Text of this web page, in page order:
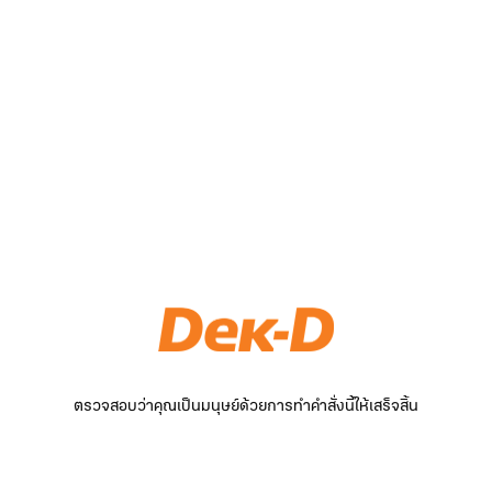
ตรวจสอบว่าคุณเป็นมนุษย์ด้วยการทำคำสั่งนี้ให้เสร็จสิ้น